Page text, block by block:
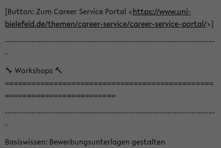
[Button: Zum Career Service Portal <https://www.uni-
bielefeld.de/themen/career-service/career-service-portal/>]
-----------------------------------------------------------------------
-
🔧 Workshops 🔨
===============================================
=========================
-----------------------------------------------------------------------
-
Basiswissen: Bewerbungsunterlagen gestalten